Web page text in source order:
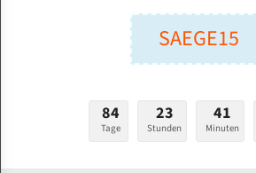
Länge (mm):
Stärken + Zahnteilung:
Bandmesser Glatt Meterware
Konvex Meterware
SAEGE15
84
Tage
23
Stunden
41
Minuten